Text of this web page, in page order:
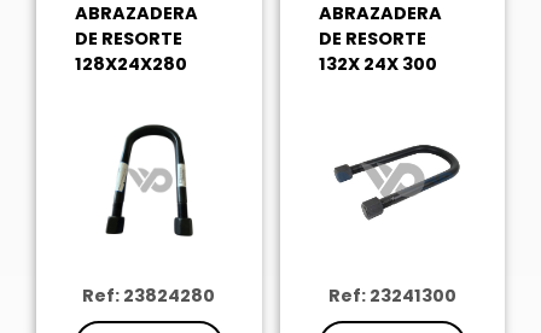
ABRAZADERA
DE RESORTE
128X24X280
Ref: 23824280
ABRAZADERA
DE RESORTE
132X 24X 300
Ref: 23241300